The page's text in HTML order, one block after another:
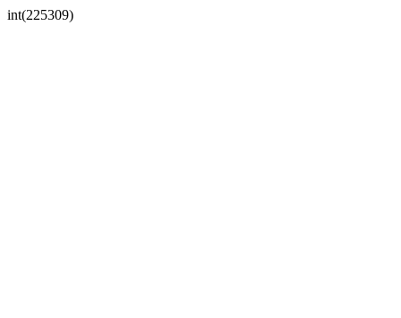
int(225309)